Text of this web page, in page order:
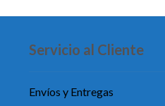
Servicio al Cliente
Envíos y Entregas